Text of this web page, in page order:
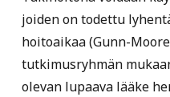
joiden on todettu
hoitoaikaa (Gunn-
tutkimusryhmän
olevan lupaava lääke